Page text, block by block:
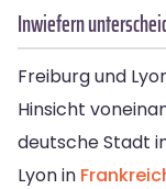
Inwiefern
Freiburg und
Hinsicht
deutsche Stadt
Lyon in